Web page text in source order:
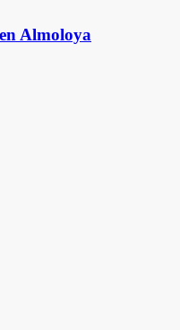
Almoloya